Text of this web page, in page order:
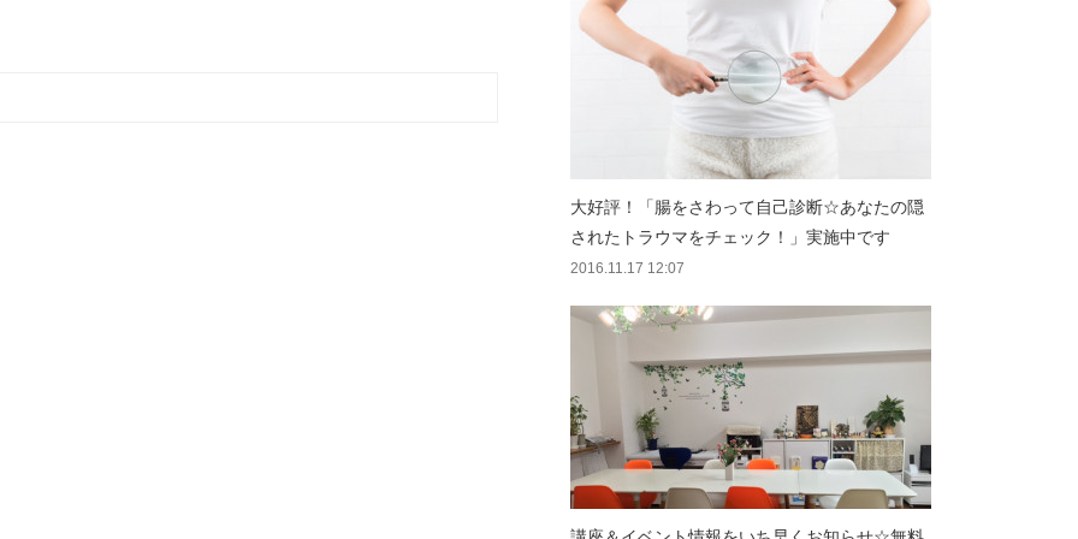
大好評！「腸をさわって自己診断☆あなたの隠
されたトラウマをチェック！」実施中です
2016.11.17 12:07